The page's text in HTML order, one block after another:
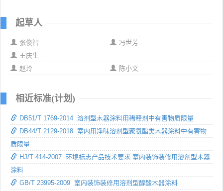
起草人
张俊智
冯世芳
王庆生
赵玲
陈小文
相近标准(计划)
DB51/T 1769-2014 溶剂型木器涂料用稀释剂中有害物质限量
DB44/T 2129-2018 室内用净味溶剂型聚氨酯类木器涂料中有害物
质限量
HJ/T 414-2007 环境标志产品技术要求 室内装饰装修用溶剂型木器
涂料
GB/T 23995-2009 室内装饰装修用溶剂型醇酸木器涂料